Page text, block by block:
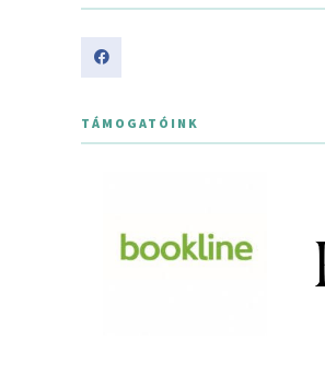
TÁMOGATÓINK